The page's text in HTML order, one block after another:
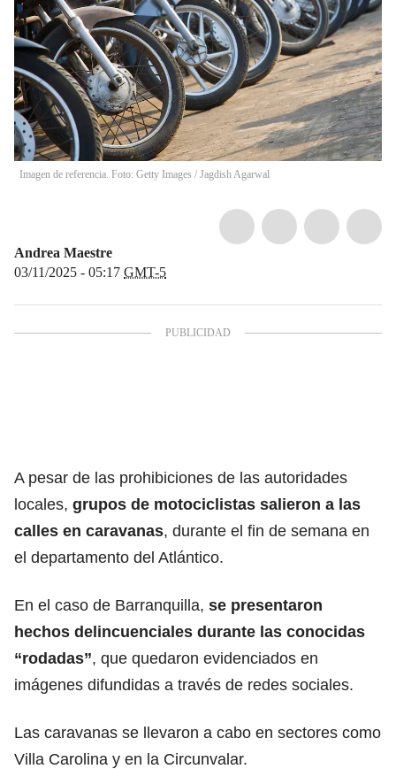
Imagen de referencia. Foto: Getty Images / Jagdish Agarwal
Andrea Maestre
03/11/2025 - 05:17 GMT-5
A pesar de las prohibiciones de las autoridades
locales, grupos de motociclistas salieron a las
calles en caravanas, durante el fin de semana en
el departamento del Atlántico.
En el caso de Barranquilla, se presentaron
hechos delincuenciales durante las conocidas
“rodadas”, que quedaron evidenciados en
imágenes difundidas a través de redes sociales.
Las caravanas se llevaron a cabo en sectores como
Villa Carolina y en la Circunvalar.